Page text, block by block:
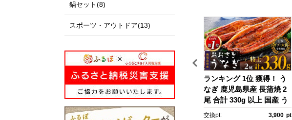
この豊かな自然環境を生か
し、スイカ、ぶどう、らっ
な魅力ある農産物が生み出
されています。
また、漫画「名探偵コナ
ン」の作者である青山剛昌
氏の出身地であり、駅構内
に「名探偵コナン」の装飾
が施されたコナン駅（JR由
びわ湖マラソン 2027 【滋
賀県外寄附者専用】ふるさ
と納税ランナー枠
【京セラ】クレサンベール
〈エメラルド・天然ダイヤ
モンド〉リング【プラチ
ナ/ペアシェイプ/7月誕生
ランキング 1位 獲得！ う
なぎ 鹿児島県産 長蒲焼 2
尾 合計 330g 以上 国産 う
なぎ 鰻 ウナギ 蒲焼き 蒲
交換pt: 3,900 pt
鍋セット(8)
スポーツ・アウトドア(13)